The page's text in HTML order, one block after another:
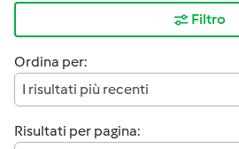
Filtro
Ordina per:
I risultati più recenti
Risultati per pagina: